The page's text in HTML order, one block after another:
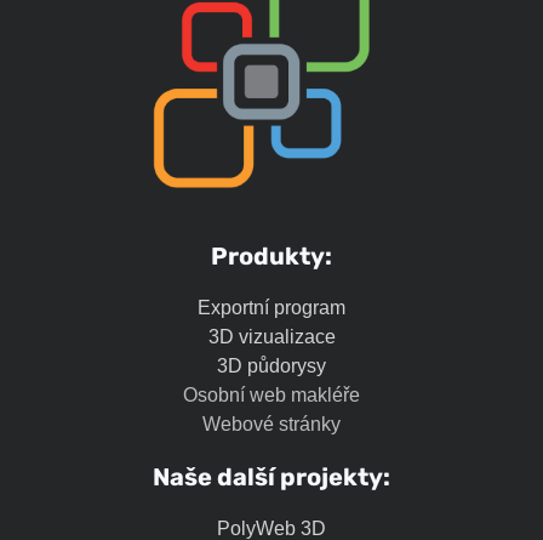
Produkty:
Exportní program
3D vizualizace
3D půdorysy
Osobní web makléře
Webové stránky
Naše další projekty:
PolyWeb 3D